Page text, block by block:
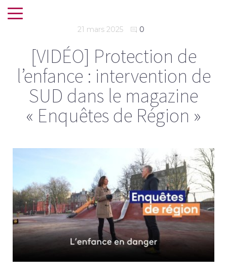
21 mars 2025 0
[VIDÉO] Protection de
l’enfance : intervention de
SUD dans le magazine
« Enquêtes de Région »